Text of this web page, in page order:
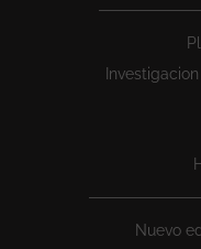
Nuevo